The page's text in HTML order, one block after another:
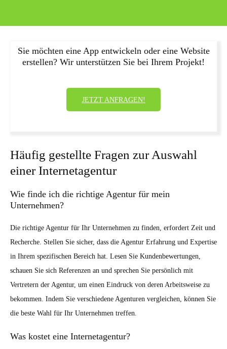
Sie möchten eine App entwickeln oder eine Website
erstellen? Wir unterstützen Sie bei Ihrem Projekt!
JETZT ANFRAGEN!
Häufig gestellte Fragen zur Auswahl
einer Internetagentur
Wie finde ich die richtige Agentur für mein
Unternehmen?
Die richtige Agentur für Ihr Unternehmen zu finden, erfordert Zeit und
Recherche. Stellen Sie sicher, dass die Agentur Erfahrung und Expertise
in Ihrem spezifischen Bereich hat. Lesen Sie Kundenbewertungen,
schauen Sie sich Referenzen an und sprechen Sie persönlich mit
Vertretern der Agentur, um einen Eindruck von deren Arbeitsweise zu
bekommen. Indem Sie verschiedene Agenturen vergleichen, können Sie
die beste Wahl für Ihr Unternehmen treffen.
Was kostet eine Internetagentur?